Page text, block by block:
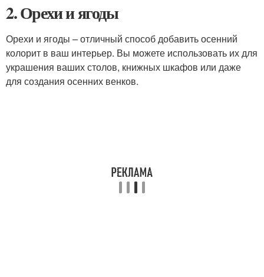
2. Орехи и ягоды
Орехи и ягоды – отличный способ добавить осенний
колорит в ваш интерьер. Вы можете использовать их для
украшения ваших столов, книжных шкафов или даже
для создания осенних венков.